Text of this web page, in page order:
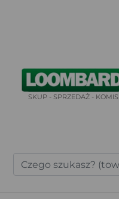
SKUP - SPRZEDAŻ - KOMIS